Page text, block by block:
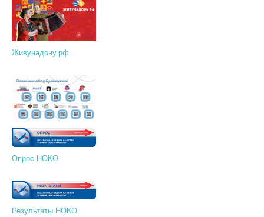
Живунадону.рф
Опрос НОКО
Результаты НОКО